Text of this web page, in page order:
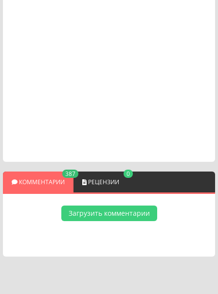
КОММЕНТАРИИ
387
РЕЦЕНЗИИ
0
Загрузить комментарии